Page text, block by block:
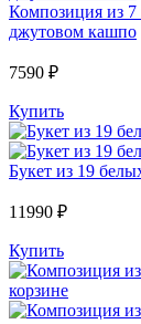
Композиция из 7
джутовом кашпо
7590 ₽
Купить
Букет из 19
11990 ₽
Купить